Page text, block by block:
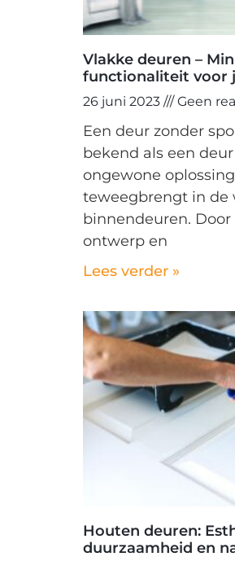
Vlakke deuren –
functionaliteit voor
26 juni 2023 Geen
Een deur zonder
bekend als een
ongewone
teweegbrengt in de
binnendeuren.
ontwerp en
Lees verder »
Houten deuren:
duurzaamheid en